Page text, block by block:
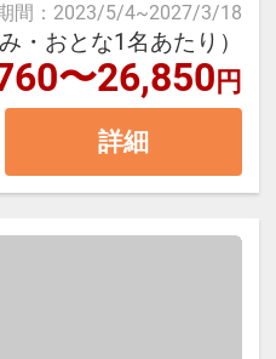
光 ┏┏┏
約3分）
術館（車約20分）
ッサン（車約25
いて】
ハラル・コーシャ
れた静かな環境の
ならではのゆったり
をお過ごしくださ
間 ： 2023/5/4~2027/3/18
・おとな1名あたり）
〜26,850円
詳細